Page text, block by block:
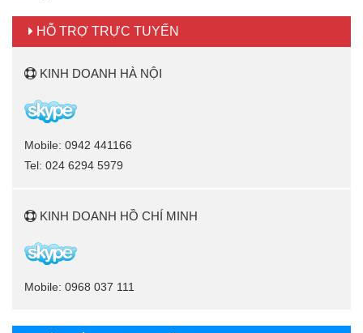
HỖ TRỢ TRỰC TUYẾN
KINH DOANH HÀ NỘI
Mobile: 0942 441166
Tel: 024 6294 5979
KINH DOANH HỒ CHÍ MINH
Mobile: 0968 037 111